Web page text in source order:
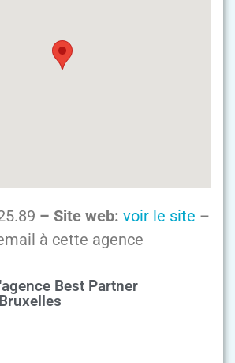
– Site web: voir le site –
à cette agence
Best Partner